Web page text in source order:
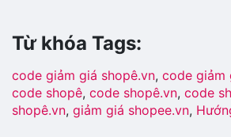
Từ khóa Tags:
code giảm giá shopê.vn, code giảm
code shopê, code shopê.vn, code
shopê.vn, giảm giá shopee.vn,